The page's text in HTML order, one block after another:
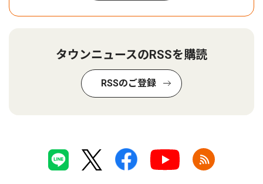
タウンニュースのRSSを購読
RSSのご登録